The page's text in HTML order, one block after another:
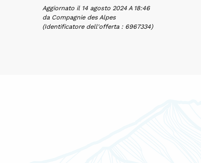
Aggiornato il 14 agosto 2024 A 18:46
da Compagnie des Alpes
(Identificatore dell'offerta : 6967334)